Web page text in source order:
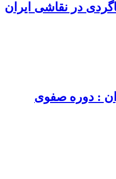
در نقاشی ایران
: دوره صفوی